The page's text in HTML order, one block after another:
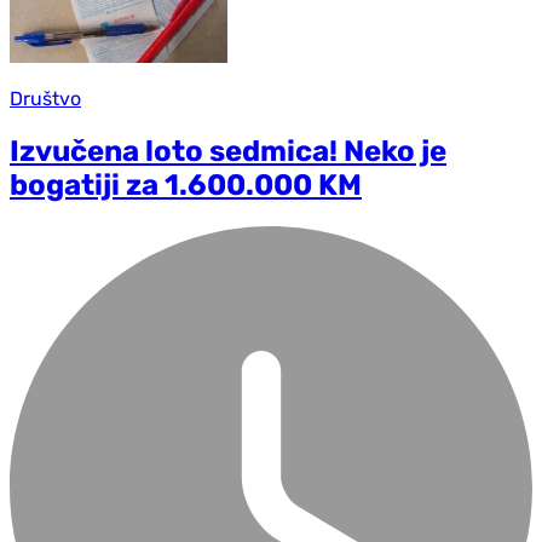
Društvo
Izvučena loto sedmica! Neko je
bogatiji za 1.600.000 KM